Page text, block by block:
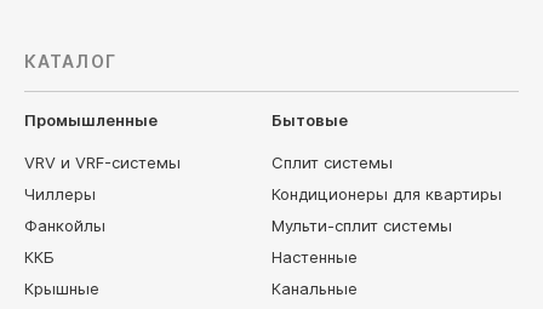
КАТАЛОГ
Промышленные
VRV и VRF-системы
Чиллеры
Фанкойлы
ККБ
Крышные
Бытовые
Сплит системы
Кондиционеры для квартиры
Мульти-сплит системы
Настенные
Канальные